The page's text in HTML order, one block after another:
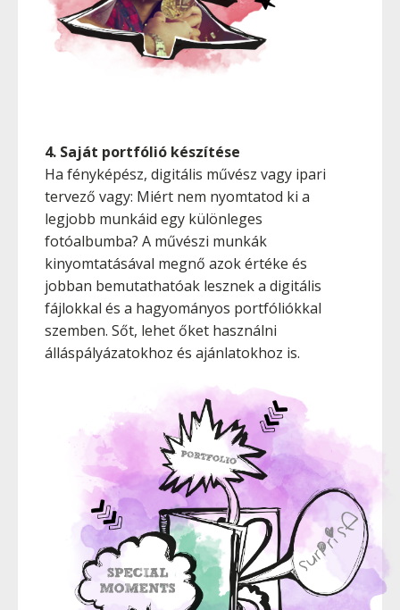
4. Saját portfólió készítése
Ha fényképész, digitális művész vagy ipari
tervező vagy: Miért nem nyomtatod ki a
legjobb munkáid egy különleges
fotóalbumba? A művészi munkák
kinyomtatásával megnő azok értéke és
jobban bemutathatóak lesznek a digitális
fájlokkal és a hagyományos portfóliókkal
szemben. Sőt, lehet őket használni
álláspályázatokhoz és ajánlatokhoz is.